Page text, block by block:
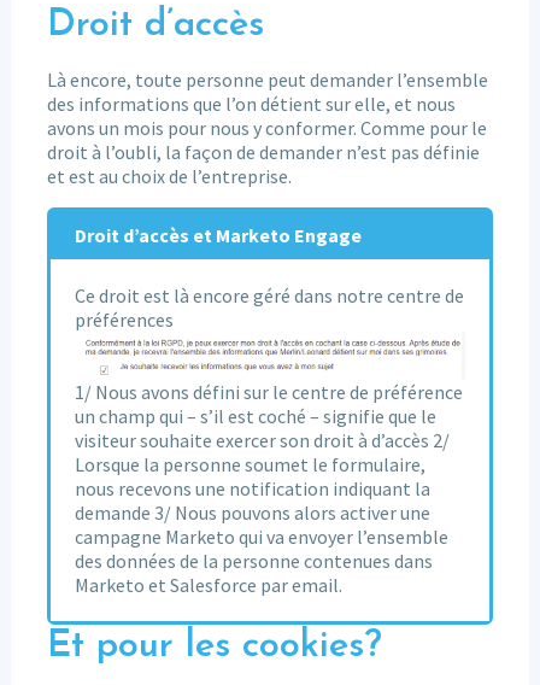
Droit d’accès
Là encore, toute personne peut demander l’ensemble
des informations que l’on détient sur elle, et nous
avons un mois pour nous y conformer. Comme pour le
droit à l’oubli, la façon de demander n’est pas définie
et est au choix de l’entreprise.
Droit d’accès et Marketo Engage
Ce droit est là encore géré dans notre centre de
préférences
1/ Nous avons défini sur le centre de préférence
un champ qui – s’il est coché – signifie que le
visiteur souhaite exercer son droit à d’accès 2/
Lorsque la personne soumet le formulaire,
nous recevons une notification indiquant la
demande 3/ Nous pouvons alors activer une
campagne Marketo qui va envoyer l’ensemble
des données de la personne contenues dans
Marketo et Salesforce par email.
Et pour les cookies?